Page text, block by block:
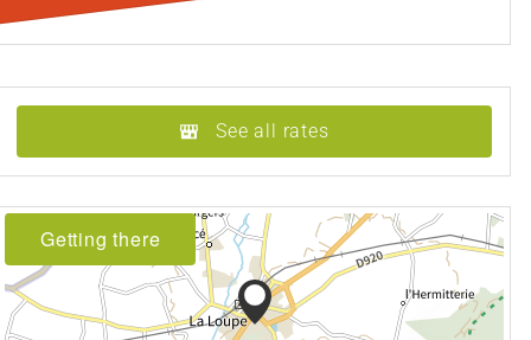
See all rates
Getting there